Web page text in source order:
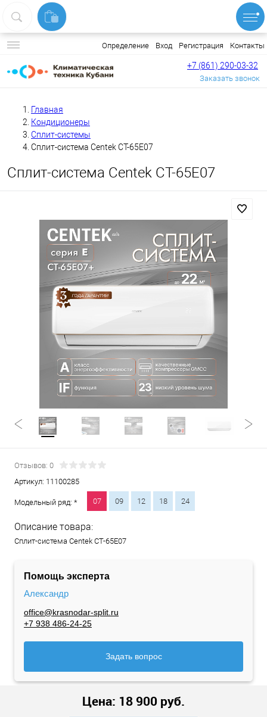
Определение Вход Регистрация Контакты
+7 (861) 290-03-32
Заказать звонок
Главная
Кондиционеры
Сплит-системы
Сплит-система Centek CT-65E07
Сплит-система Centek CT-65E07
Отзывов: 0
Артикул: 11100285
Модельный ряд: * 07 09 12 18 24
Описание товара:
Сплит-система Centek CT-65E07
Помощь эксперта
Александр
office@krasnodar-split.ru
+7 938 486-24-25
Задать вопрос
Цена: 18 900 руб.